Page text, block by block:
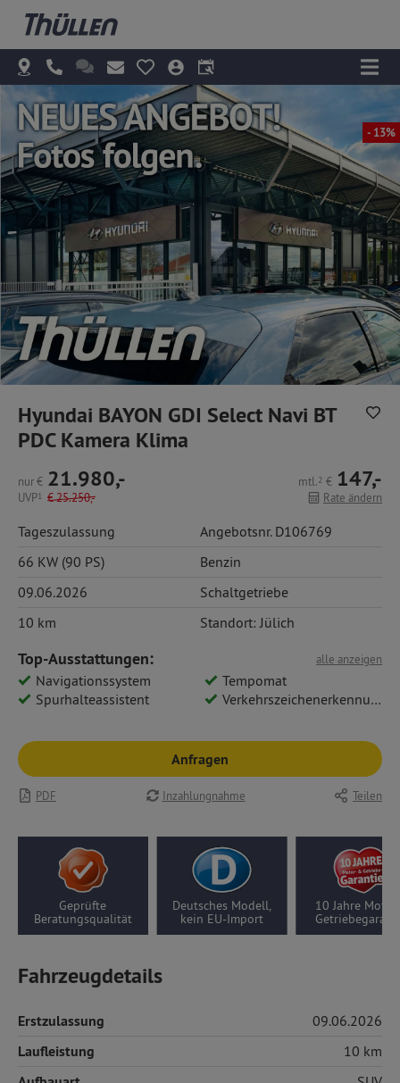
- 13%
Hyundai BAYON GDI Select Navi BT
PDC Kamera Klima
nur€ 21.980,-
UVP1 €25.250,-
mtl.2 € 147,-
Rate ändern
Tageszulassung
Angebotsnr. D106769
66 KW (90 PS)
Benzin
09.06.2026
Schaltgetriebe
10 km
Standort: Jülich
alle anzeigen
Top-Ausstattungen:
Navigationssystem
Tempomat
Spurhalteassistent
Verkehrszeichenerkennung
Anfragen
PDF Inzahlungnahme Teilen
Deutsches Modell,
kein EU-Import
10 Jahre Motor-/
Getriebegarantie
Fahrzeugdetails
Erstzulassung 09.06.2026
Laufleistung 10 km